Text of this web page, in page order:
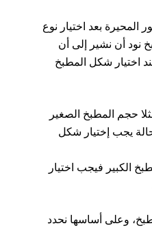
المحيرة بعد اختيار نوع
نود أن نشير إلى أن
اختيار شكل المطبخ
حجم المطبخ الصغير
يجب إختيار شكل
الكبير فيجب اختيار
وعلى أساسها نحدد